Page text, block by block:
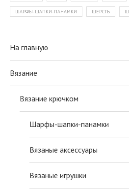
ШАРФЫ-ШАПКИ-ПАНАМКИ ШЕРСТЬ
На главную
Вязание
Вязание крючком
Шарфы-шапки-панамки
Вязаные аксессуары
Вязаные игрушки